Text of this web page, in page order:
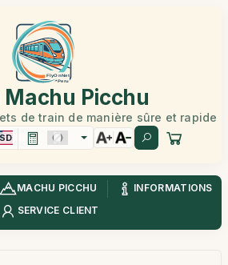
Machu Picchu
de train de manière sûre et rapide
MACHU PICCHU
INFORMATIONS
SERVICE CLIENT